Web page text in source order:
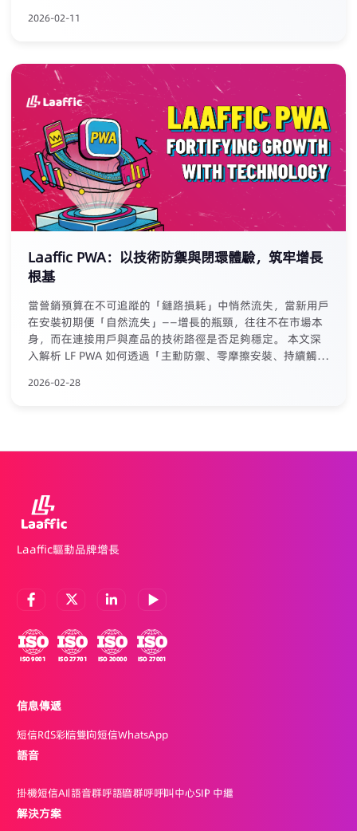
（LTV）的長期增長系統。為此，Laaffic提供了一套可落地的
免審核、零傭金的應用分發陣地，沉澱用戶資產。二者深度融
合，形成從引流、沉澱到再運營的內生增長飛輪，助力企業與
聯盟伙伴共享長期價值，實現可持續盈利。 本次展会，
Laaffic以前沿理念与扎实产品赢得了广泛认可，为深耕中东
市场奠定了坚实基础。
2026-02-11
Laaffic PWA：以技術防禦與閉環體驗，筑牢增長
根基
當營銷預算在不可追蹤的「鏈路損耗」中悄然流失，當新用戶
在安裝初期便「自然流失」——增長的瓶頸，往往不在市場本
身，而在連接用戶與產品的技術路徑是否足夠穩定。 本文深
入解析 LF PWA 如何透過「主動防禦、零摩擦安裝、持續觸
早期數據顯示：安裝轉化率提升150%-300%，7日留存率提
2026-02-28
Laaffic驅動品牌增長
信息傳遞
短信RCS彩信雙向短信WhatsApp
語音
掛機短信AI 語音群呼語音群呼呼叫中心SIP 中繼
解決方案